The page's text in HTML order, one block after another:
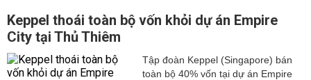
Keppel thoái toàn bộ vốn khỏi dự án Empire
City tại Thủ Thiêm
Tập đoàn Keppel (Singapore) bán
toàn bộ 40% vốn tại dự án Empire